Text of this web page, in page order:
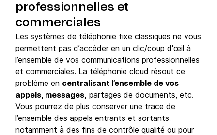
professionnelles et
commerciales
Les systèmes de téléphonie fixe classiques ne vous
permettent pas d’accéder en un clic/coup d'œil à
l’ensemble de vos communications professionnelles
et commerciales. La téléphonie cloud résout ce
problème en centralisant l’ensemble de vos
appels, messages, partages de documents, etc.
Vous pourrez de plus conserver une trace de
l’ensemble des appels entrants et sortants,
notamment à des fins de contrôle qualité ou pour